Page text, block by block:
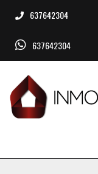
637642304
637642304